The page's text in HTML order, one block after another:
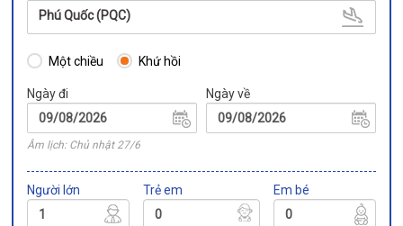
Phú Quốc (PQC)
Một chiều Khứ hồi
Ngày đi
Âm lịch: Chủ nhật 27/6
Ngày về
Người lớn Trẻ em Em bé